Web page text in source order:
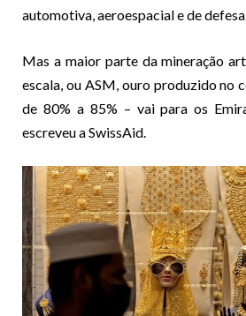
automotiva, aeroespacial e de
Mas a maior parte da mineração
escala, ou ASM, ouro produzido no
de 80% a 85% – vai para os
escreveu a SwissAid.